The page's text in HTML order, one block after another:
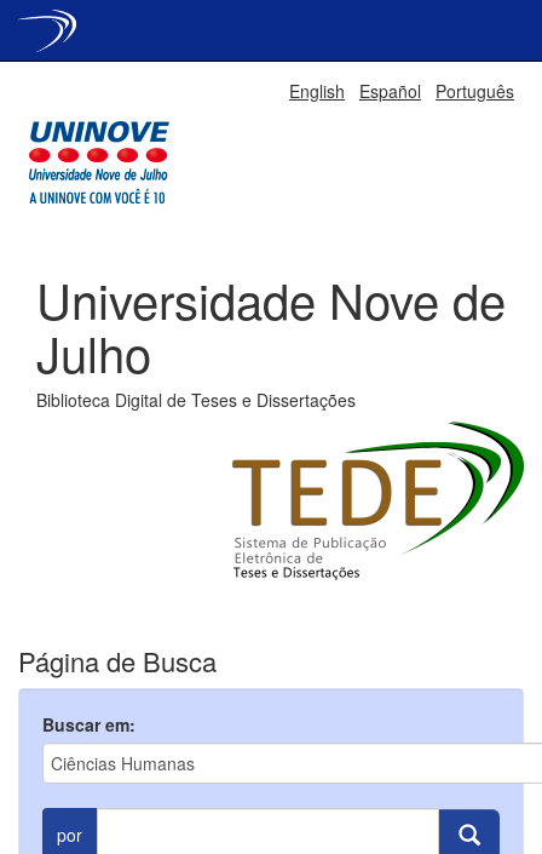
English Español Português
Universidade Nove de
Julho
Biblioteca Digital de Teses e Dissertações
Página de Busca
Buscar em:
por